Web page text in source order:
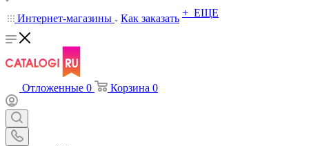
Интернет-магазины Как заказать + ЕЩЕ
Отложенные 0 Корзина 0